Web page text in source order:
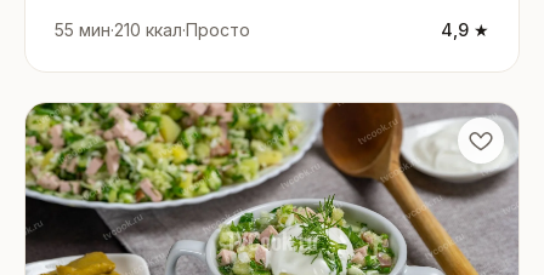
55 мин·210 ккал·Просто 4,9 ★